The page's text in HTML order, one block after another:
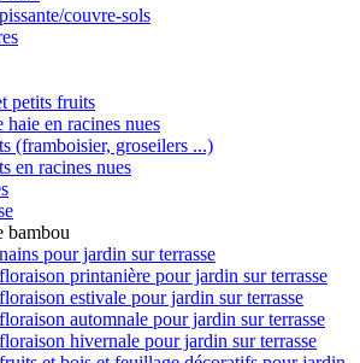
couvre-sols
petits fruits
haie en racines nues
(framboisier, groseilers ...)
en racines nues
pour jardin sur terrasse
printanière pour jardin sur terrasse
estivale pour jardin sur terrasse
automnale pour jardin sur terrasse
hivernale pour jardin sur terrasse